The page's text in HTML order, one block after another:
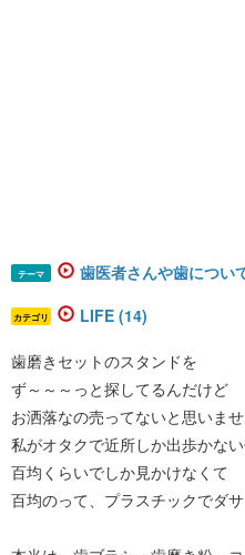
テーマ 歯医者さんや歯につい
カテゴリ LIFE (14)
歯磨きセットのスタンドを
ず～～～っと探してるんだけど
お洒落なの売ってないと思いませ
私がオタクで近所しか出歩かな
百均くらいでしか見かけなくて
百均のって、プラスチックでダ